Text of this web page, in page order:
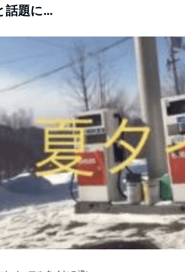
話題に…